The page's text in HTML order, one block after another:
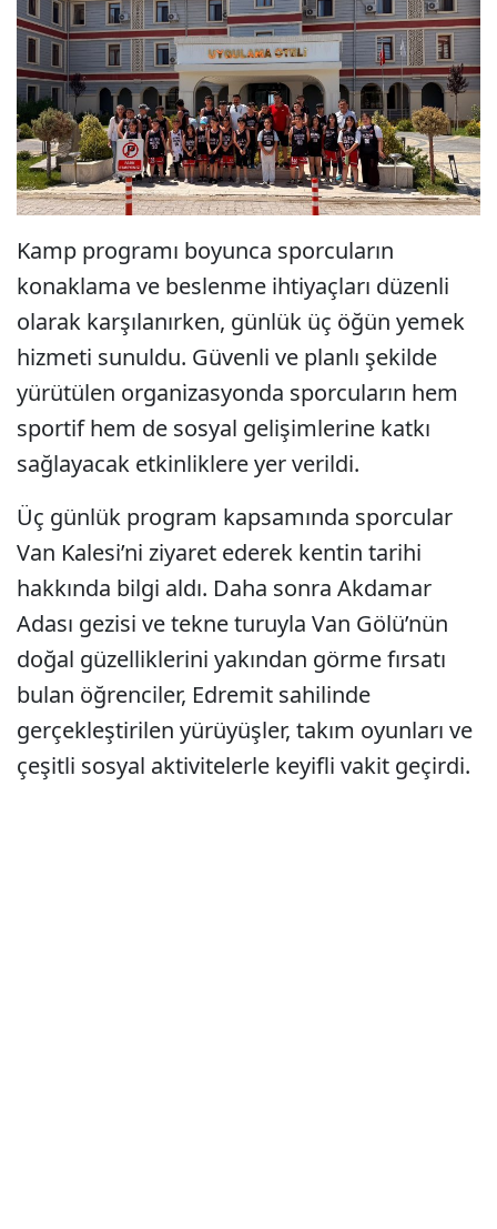
Kamp programı boyunca sporcuların
konaklama ve beslenme ihtiyaçları düzenli
olarak karşılanırken, günlük üç öğün yemek
hizmeti sunuldu. Güvenli ve planlı şekilde
yürütülen organizasyonda sporcuların hem
sportif hem de sosyal gelişimlerine katkı
sağlayacak etkinliklere yer verildi.
Üç günlük program kapsamında sporcular
Van Kalesi’ni ziyaret ederek kentin tarihi
hakkında bilgi aldı. Daha sonra Akdamar
Adası gezisi ve tekne turuyla Van Gölü’nün
doğal güzelliklerini yakından görme fırsatı
bulan öğrenciler, Edremit sahilinde
gerçekleştirilen yürüyüşler, takım oyunları ve
çeşitli sosyal aktivitelerle keyifli vakit geçirdi.